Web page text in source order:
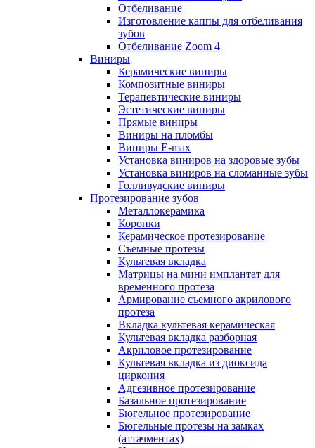
Отбеливание
Изготовление каппы для отбеливания
зубов
Отбеливание Zoom 4
Виниры
Керамические виниры
Композитные виниры
Терапевтические виниры
Эстетические виниры
Прямые виниры
Виниры на пломбы
Виниры E-max
Установка виниров на здоровые зубы
Установка виниров на сломанные зубы
Голливудские виниры
Протезирование зубов
Металлокерамика
Коронки
Керамическое протезирование
Съемные протезы
Культевая вкладка
Матрицы на мини имплантат для
временного протеза
Армирование съемного акрилового
протеза
Вкладка культевая керамическая
Культевая вкладка разборная
Акриловое протезирование
Культевая вкладка из диоксида
циркония
Адгезивное протезирование
Базальное протезирование
Бюгельное протезирование
Бюгельные протезы на замках
(аттачментах)